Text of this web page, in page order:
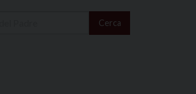
Cerca